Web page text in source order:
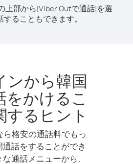
上部から[Viber Outで通話]を選
ることもできます。
ンから韓国
をかけるこ
するヒント
ら格安の通話料でもっ
通話をすることができ
通話メニューから、